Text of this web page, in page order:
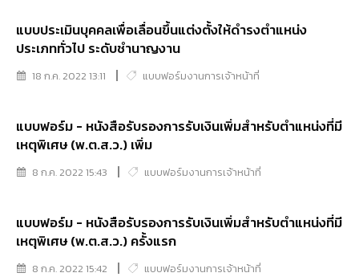
แบบประเมินบุคคลเพื่อเลื่อนขึ้นแต่งตั้งให้ดำรงตำแหน่ง
ประเภททั่วไป ระดับชำนาญงาน
18 ก.ค. 2022 13:11 แบบฟอร์มงานการเจ้าหน้าที่
แบบฟอร์ม - หนังสือรับรองการรับเงินเพิ่มสำหรับตำแหน่งที่มี
เหตุพิเศษ (พ.ต.ส.ว.) เพิ่ม
8 ก.ค. 2022 15:43 แบบฟอร์มงานการเจ้าหน้าที่
แบบฟอร์ม - หนังสือรับรองการรับเงินเพิ่มสำหรับตำแหน่งที่มี
เหตุพิเศษ (พ.ต.ส.ว.) ครั้งแรก
8 ก.ค. 2022 15:42 แบบฟอร์มงานการเจ้าหน้าที่